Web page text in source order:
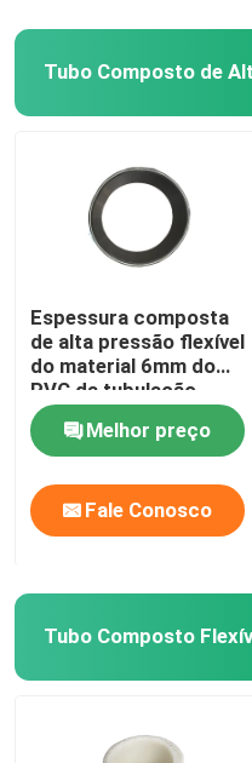
Tubo Composto de
Espessura composta
de alta pressão flexível
do material 6mm do
PVC da tubulação
Melhor preço
Fale Conosco
Tubo Composto